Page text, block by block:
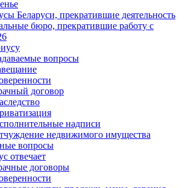
Беларуси, прекратившие деятельность
бюро, прекратившие работу с
вопросы
договор
надписи
недвижимого имущества
вопросы
отвечает
договоры